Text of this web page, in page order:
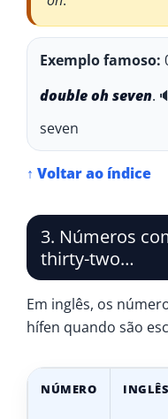
Exemplo famoso:
double oh seven.
seven
↑ Voltar ao índice
3. Números
thirty-two…
Em inglês, os
hífen quando são
NÚMERO